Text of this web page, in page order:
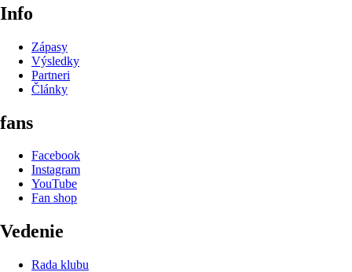
Info
Zápasy
Výsledky
Partneri
Články
fans
Facebook
Instagram
YouTube
Fan shop
Vedenie
Rada klubu